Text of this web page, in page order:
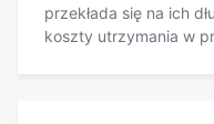
przekłada się na ich
koszty utrzymania w